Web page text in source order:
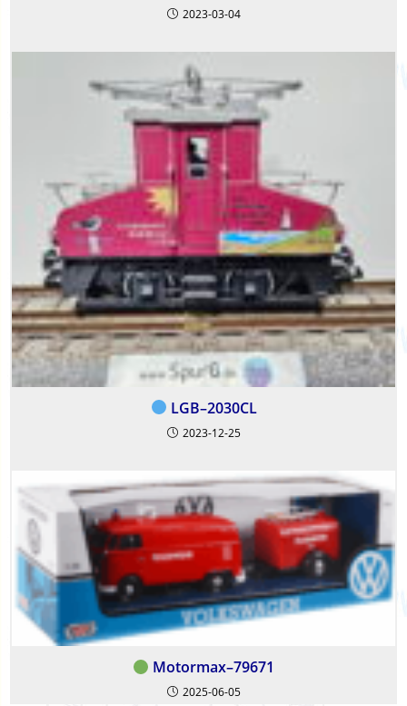
2023-03-04
LGB–2030CL
2023-12-25
Motormax–79671
2025-06-05